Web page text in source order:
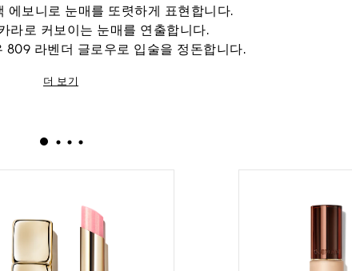
에보니로 눈매를 또렷하게 표현합니다.
라로 커보이는 눈매를 연출합니다.
809 라벤더 글로우로 입술을 정돈합니다.
리 드 뱅으로 입술에 컬러를 더합니다.
더 보기